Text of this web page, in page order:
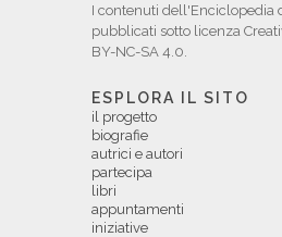
I contenuti dell'Enciclopedia
pubblicati sotto licenza
BY-NC-SA 4.0.
ESPLORA IL SITO
il progetto
biografie
autrici e autori
partecipa
libri
appuntamenti
iniziative